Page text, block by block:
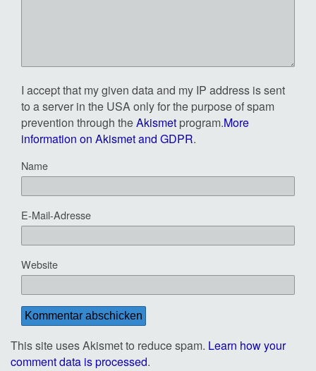
I accept that my given data and my IP address is sent
to a server in the USA only for the purpose of spam
prevention through theAkismet program.More
information on Akismet and GDPR.
Name
E-Mail-Adresse
Website
This site uses Akismet to reduce spam. Learn how your
comment data is processed.